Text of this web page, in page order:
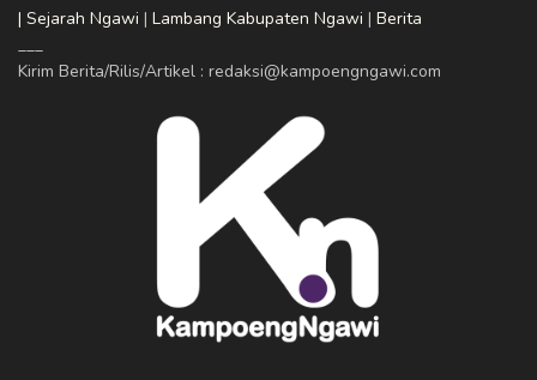
| Sejarah Ngawi | Lambang Kabupaten Ngawi | Berita
Kirim Berita/Rilis/Artikel : redaksi@kampoengngawi.com